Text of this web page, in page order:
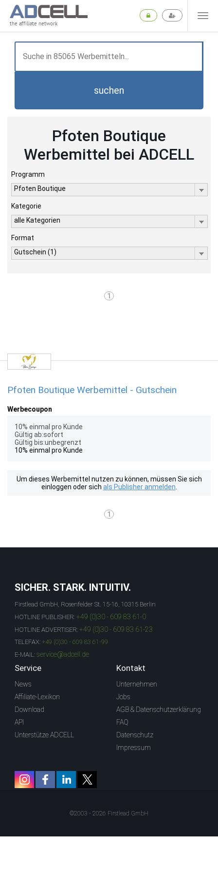
the affiliate network
suchen
Pfoten Boutique
Werbemittel bei ADCELL
Programm
Pfoten Boutique
Kategorie
alle Kategorien
Format
Gutschein (1)
1
Pfoten Boutique Werbemittel - Gutschein
Werbecoupon
10% einmal pro Kunde
Gültig ab:sofort
Gültig bis:unbegrenzt
10% einmal pro Kunde
Um dieses Werbemittel nutzen zu können, müssen Sie sich
einloggen oder sich als Publisher anmelden
1
SICHER. STARK. INTUITIV.
Firstlead GmbH, Rosenfelder St. 15-16, 10315 Berlin
HOTLINE PUBLISHER: +49 (0)30 - 609 83 61-0
HOTLINE ADVERTISER: +49 (0)30 - 609 83 61-23
TELEFAX: +49 (0)30 - 609 83 61-99
E-MAIL: service@adcell.de
Service
News
Affiliate-Lexikon
Download
API
Unterstütze ADCELL
Kontakt
Unternehmen
Jobs
AGB & Datenschutzerklärung
FAQ
Datenschutz
Impressum
©2003 - 2026 Firstlead GmbH